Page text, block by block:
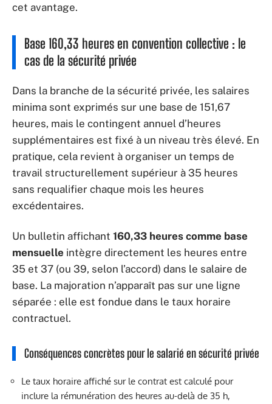
cet avantage.
Base 160,33 heures en convention collective : le
cas de la sécurité privée
Dans la branche de la sécurité privée, les salaires
minima sont exprimés sur une base de 151,67
heures, mais le contingent annuel d’heures
supplémentaires est fixé à un niveau très élevé. En
pratique, cela revient à organiser un temps de
travail structurellement supérieur à 35 heures
sans requalifier chaque mois les heures
excédentaires.
Un bulletin affichant 160,33 heures comme base
mensuelle intègre directement les heures entre
35 et 37 (ou 39, selon l’accord) dans le salaire de
base. La majoration n’apparaît pas sur une ligne
séparée : elle est fondue dans le taux horaire
contractuel.
Conséquences concrètes pour le salarié en sécurité privée
Le taux horaire affiché sur le contrat est calculé pour
inclure la rémunération des heures au-delà de 35 h,